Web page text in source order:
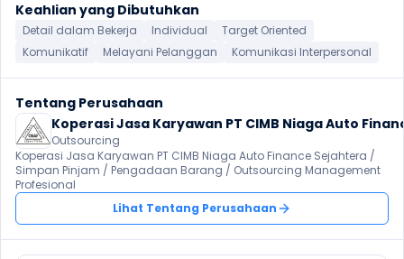
Keahlian yang Dibutuhkan
Detail dalam Bekerja Individual
Target Oriented
Komunikatif
Melayani Pelanggan Komunikasi Interpersonal
Tentang Perusahaan
Koperasi Jasa Karyawan PT CIMB Niaga Auto
Outsourcing
Koperasi Jasa Karyawan PT CIMB Niaga Auto Finance Sejahtera /
Simpan Pinjam / Pengadaan Barang / Outsourcing Management
Lihat Tentang Perusahaan